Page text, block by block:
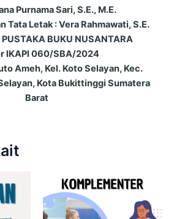
Purnama Sari, S.E., M.E.
Tata Letak : Vera Rahmawati, S.E.
PUSTAKA BUKU NUSANTARA
IKAPI 060/SBA/2024
Ameh, Kel. Koto Selayan, Kec.
Kota Bukittinggi Sumatera
Barat